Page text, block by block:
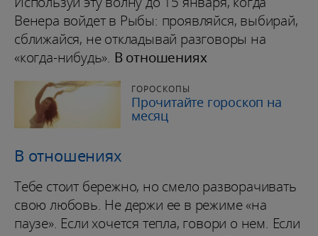
Венера войдет в Рыбы: проявляйся, выбирай,
сближайся, не откладывай разговоры на
«когда-нибудь». В отношениях
ГОРОСКОПЫ
Прочитайте гороскоп на
месяц
В отношениях
Тебе стоит бережно, но смело разворачивать
свою любовь. Не держи ее в режиме «на
паузе». Если хочется тепла, говори о нем. Если